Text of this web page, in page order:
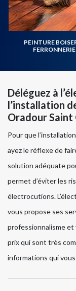
PEINTURE
Déléguez à
l’installation
Oradour Saint
Pour que
ayez le réflexe de
solution adéquate
permet d’éviter les
électrocutions.
vous propose ses
professionnalisme et
prix qui sont très
informations qui